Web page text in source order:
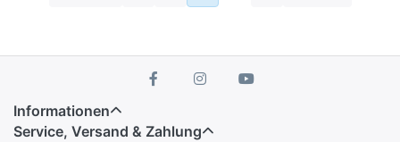
Informationen
Service, Versand & Zahlung